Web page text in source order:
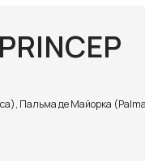
Пальма де Майорка